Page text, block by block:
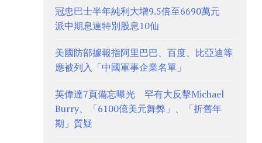
冠忠巴士半年純利大增9.5倍至6690萬元
派中期息連特別股息10仙
美國防部據報指阿里巴巴、百度、比亞迪等
應被列入「中國軍事企業名單」
英偉達7頁備忘曝光 罕有大反擊Michael
Burry、「6100億美元舞弊」、「折舊年
期」質疑